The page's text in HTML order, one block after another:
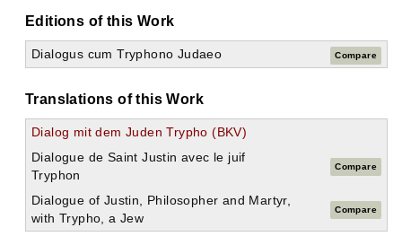
Editions of this Work
Dialogus cum Tryphono Judaeo Compare
Translations of this Work
Dialog mit dem Juden Trypho (BKV)
Dialogue de Saint Justin avec le juif
Tryphon
Compare
Dialogue of Justin, Philosopher and Martyr,
with Trypho, a Jew
Compare